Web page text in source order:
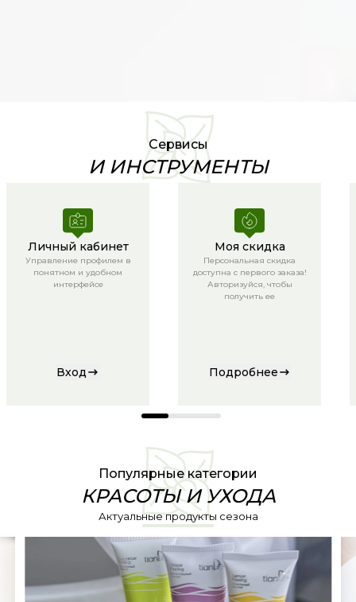
Сервисы
И ИНСТРУМЕНТЫ
Личный кабинет
Управление профилем в
понятном и удобном
интерфейсе
Вход
Моя скидка
Персональная скидка
доступна с первого заказа!
Авторизуйся, чтобы
получить ее
Подробнее
Популярные категории
КРАСОТЫ И УХОДА
Актуальные продукты сезона